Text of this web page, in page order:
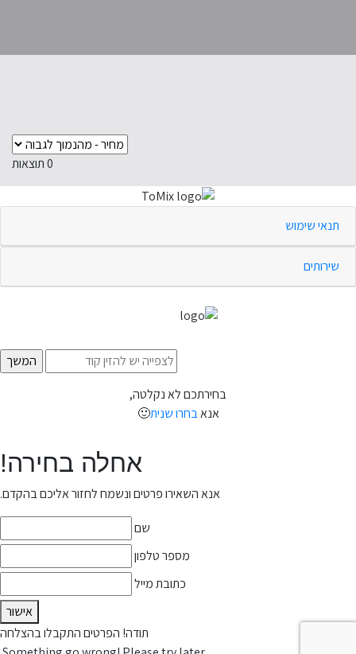
0תוצאות
תנאי שימוש
שירותים
בחירתכם לא נקלטה,
אנאבחרו שנית🙂
אחלה בחירה!
אנא השאירו פרטים ונשמח לחזור אליכם בהקדם.
שם
מספר טלפון
כתובת מייל
אישור
תודה! הפרטים התקבלו בהצלחה